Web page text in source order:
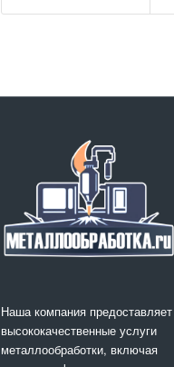
Наша компания предоставляет
высококачественные услуги
металлообработки, включая